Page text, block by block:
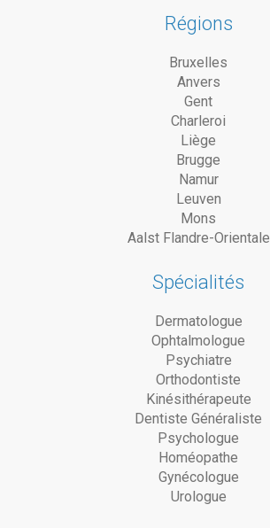
Régions
Bruxelles
Anvers
Gent
Charleroi
Liège
Brugge
Namur
Leuven
Mons
Aalst Flandre-Orientale
Spécialités
Dermatologue
Ophtalmologue
Psychiatre
Orthodontiste
Kinésithérapeute
Dentiste Généraliste
Psychologue
Homéopathe
Gynécologue
Urologue